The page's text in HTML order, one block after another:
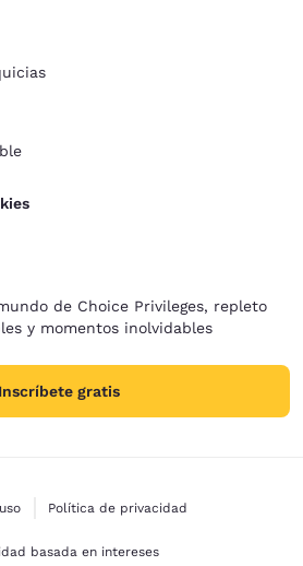
de Choice Privileges, repleto
y momentos inolvidables
Inscríbete gratis
Política de privacidad
basada en intereses